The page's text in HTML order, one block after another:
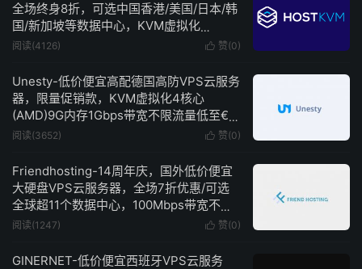
全场终身8折，可选中国香港/美国/日本/韩
国/新加坡等数据中心，KVM虚拟化
100Mbps带宽低至$5.6/月
 赞(0)
阅读(4126)
Unesty-低价便宜高配德国高防VPS云服务
器，限量促销款，KVM虚拟化4核心
(AMD)9G内存1Gbps带宽不限流量低至€5/
月
 赞(0)
阅读(3652)
Friendhosting-14周年庆，国外低价便宜
大硬盘VPS云服务器，全场7折优惠/可选
全球超11个数据中心，100Mbps带宽不限
流量低至€2/月
 赞(0)
阅读(1247)
GINERNET-低价便宜西班牙VPS云服务